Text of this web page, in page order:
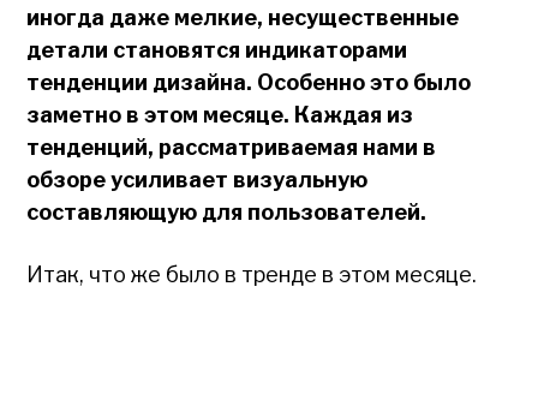
иногда даже мелкие, несущественные
детали становятся индикаторами
тенденции дизайна. Особенно это было
заметно в этом месяце. Каждая из
тенденций, рассматриваемая нами в
обзоре усиливает визуальную
составляющую для пользователей.
Итак, что же было в тренде в этом месяце.